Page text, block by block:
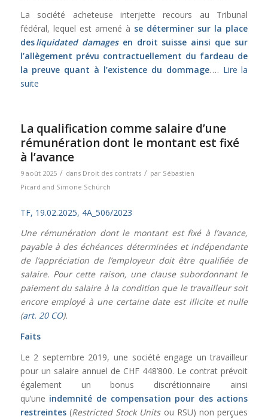
La société acheteuse interjette recours au Tribunal
fédéral, lequel est amené à se déterminer sur la place
desliquidated damages en droit suisse ainsi que sur
l’allègement prévu contractuellement du fardeau de
la preuve quant à l’existence du dommage. … Lire la
suite
La qualification comme salaire d’une
rémunération dont le montant est fixé
à l’avance
9 août 2025 / dans Droit des contrats / par Sébastien
Picard and Simone Schürch
TF, 19.02.2025, 4A_506/2023
Une rémunération dont le montant est fixé à l’avance,
payable à des échéances déterminées et indépendante
de l’appréciation de l’employeur doit être qualifiée de
salaire. Pour cette raison, une clause subordonnant le
paiement du salaire à la condition que le travailleur soit
encore employé à une certaine date est illicite et nulle
(art. 20 CO).
Faits
Le 2 septembre 2019, une société engage un travailleur
pour un salaire annuel de CHF 448’800. Le contrat prévoit
également un bonus discrétionnaire ainsi
qu’une indemnité de compensation pour des actions
restreintes (Restricted Stock Unitsou RSU) non perçues